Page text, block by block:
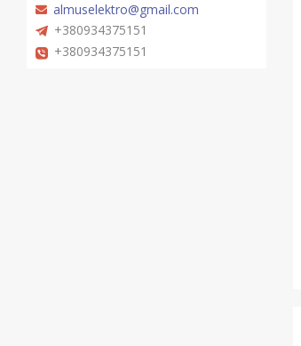
almuselektro@gmail.com
+380934375151
+380934375151